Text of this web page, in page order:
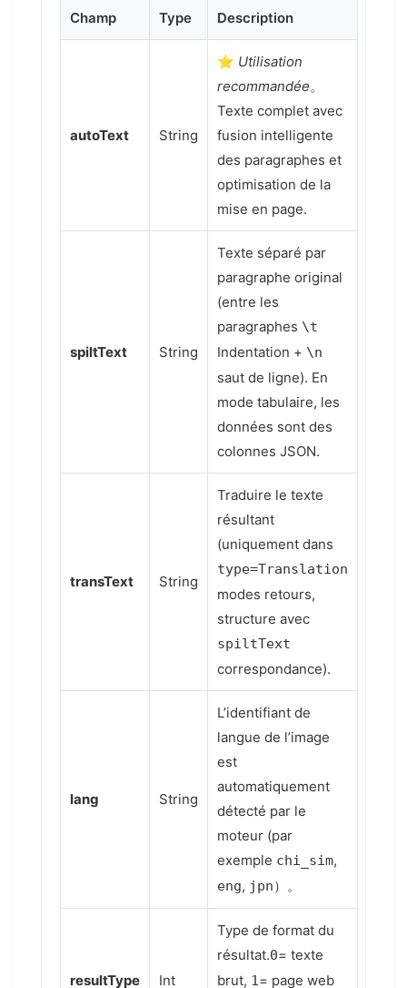
Champ Type Description
autoText String
⭐ Utilisation
recommandée。
Texte complet avec
fusion intelligente
des paragraphes et
optimisation de la
mise en page.
spiltText String
Texte séparé par
paragraphe original
(entre les
paragraphes \t
Indentation + \n
saut de ligne). En
mode tabulaire, les
données sont des
colonnes JSON.
transText String
Traduire le texte
résultant
(uniquement dans
type=Translation
modes retours,
structure avec
spiltText
correspondance).
lang String
L’identifiant de
langue de l’image
est
automatiquement
détecté par le
moteur (par
exemple chi_sim,
eng, jpn）。
resultType Int
Type de format du
résultat.0= texte
brut, 1= page web